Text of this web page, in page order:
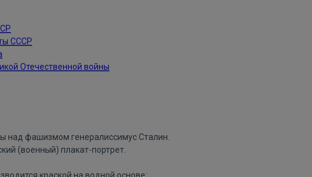
СССР
Отечественной войны
над фашизмом генералиссимус Сталин.
(военный) плакат-портрет.